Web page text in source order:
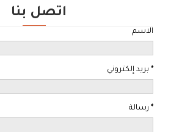
اتصل بنا
الاسم
بريد إلكتروني*
رسالة*